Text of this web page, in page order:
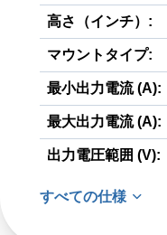
高さ（インチ）:
マウントタイプ:
最小出力電流 (A):
最大出力電流 (A):
出力電圧範囲 (V):
すべての仕様